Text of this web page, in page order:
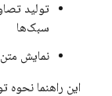
تولید
سبک‌ها
نمایش
این راهنما نحوه